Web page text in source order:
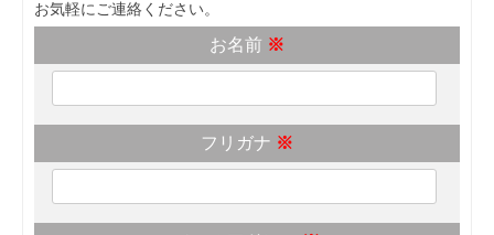
お気軽にご連絡ください。
お名前 ※
フリガナ ※